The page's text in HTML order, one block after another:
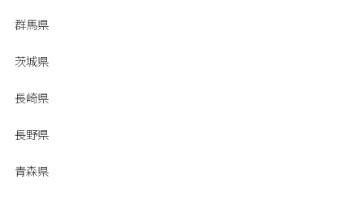
群馬県
茨城県
長崎県
長野県
青森県